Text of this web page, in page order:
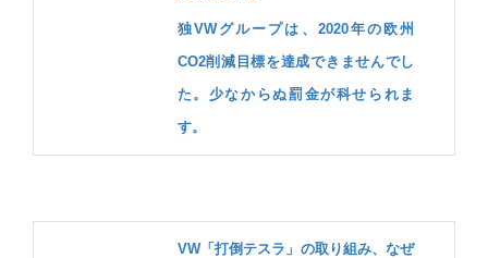
独VWグループは、2020年の欧州
CO2削減目標を達成できませんでし
た。少なからぬ罰金が科せられま
す。
VW「打倒テスラ」の取り組み、なぜ